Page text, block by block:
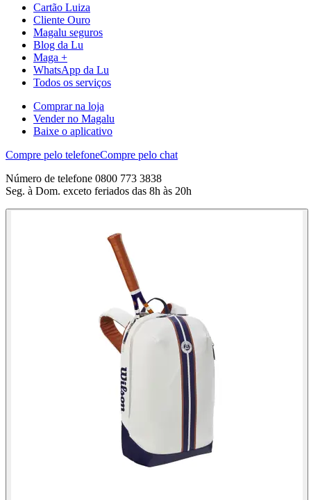
Cartão Luiza
Cliente Ouro
Magalu seguros
Blog da Lu
Maga +
WhatsApp da Lu
Todos os serviços
Comprar na loja
Vender no Magalu
Baixe o aplicativo
Compre pelo telefoneCompre pelo chat
Número de telefone 0800 773 3838
Seg. à Dom. exceto feriados das 8h às 20h